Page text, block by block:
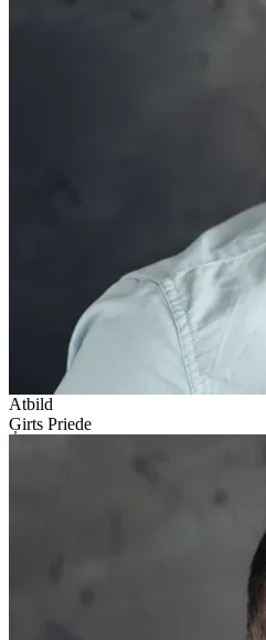
Atbild
Ģirts Priede